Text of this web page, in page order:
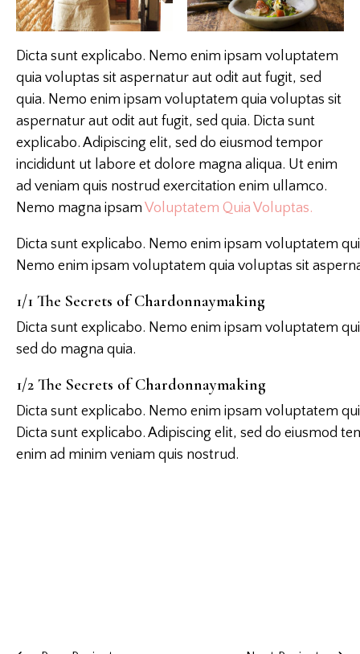
Dicta sunt explicabo. Nemo enim ipsam voluptatem
quia voluptas sit aspernatur aut odit aut fugit, sed
quia. Nemo enim ipsam voluptatem quia voluptas sit
aspernatur aut odit aut fugit, sed quia. Dicta sunt
explicabo. Adipiscing elit, sed do eiusmod tempor
incididunt ut labore et dolore magna aliqua. Ut enim
ad veniam quis nostrud exercitation enim ullamco.
Nemo magna ipsam Voluptatem Quia Voluptas.
Dicta sunt explicabo. Nemo enim ipsam voluptatem
Nemo enim ipsam voluptatem quia voluptas sit
1/1 The Secrets of Chardonnaymaking
Dicta sunt explicabo. Nemo enim ipsam voluptatem
sed do magna quia.
1/2 The Secrets of Chardonnaymaking
Dicta sunt explicabo. Nemo enim ipsam voluptatem
Dicta sunt explicabo. Adipiscing elit, sed do eiusmod
enim ad minim veniam quis nostrud.